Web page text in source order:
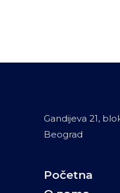
Gandijeva 21,
Beograd
Početna